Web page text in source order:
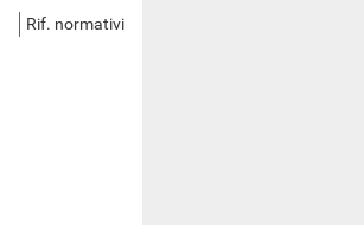
Rif. normativi